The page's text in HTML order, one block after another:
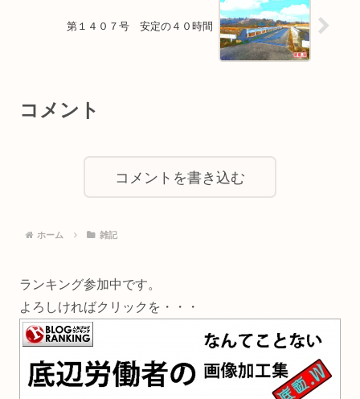
第１４０７号 安定の４０時間
コメント
コメントを書き込む
ホーム 雑記
ランキング参加中です。
よろしければクリックを・・・